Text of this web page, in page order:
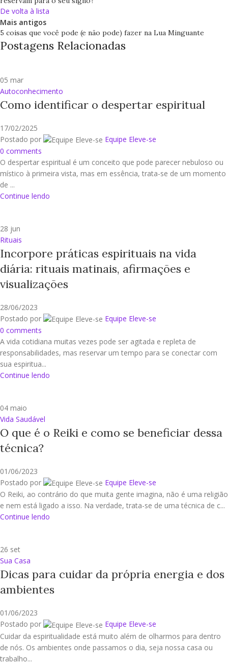
De volta à lista
Mais antigos
5 coisas que você pode (e não pode) fazer na Lua Minguante
Postagens Relacionadas
05 mar
Autoconhecimento
Como identificar o despertar espiritual
17/02/2025
Postado por
Equipe Eleve-se
0 comments
O despertar espiritual é um conceito que pode parecer nebuloso ou
místico à primeira vista, mas em essência, trata-se de um momento
de ...
Continue lendo
28 jun
Rituais
Incorpore práticas espirituais na vida
diária: rituais matinais, afirmações e
visualizações
28/06/2023
Postado por
Equipe Eleve-se
0 comments
A vida cotidiana muitas vezes pode ser agitada e repleta de
responsabilidades, mas reservar um tempo para se conectar com
sua espiritua...
Continue lendo
04 maio
Vida Saudável
O que é o Reiki e como se beneficiar dessa
técnica?
01/06/2023
Postado por
Equipe Eleve-se
O Reiki, ao contrário do que muita gente imagina, não é uma religião
e nem está ligado a isso. Na verdade, trata-se de uma técnica de c...
Continue lendo
26 set
Sua Casa
Dicas para cuidar da própria energia e dos
ambientes
01/06/2023
Postado por
Equipe Eleve-se
Cuidar da espiritualidade está muito além de olharmos para dentro
de nós. Os ambientes onde passamos o dia, seja nossa casa ou
trabalho...